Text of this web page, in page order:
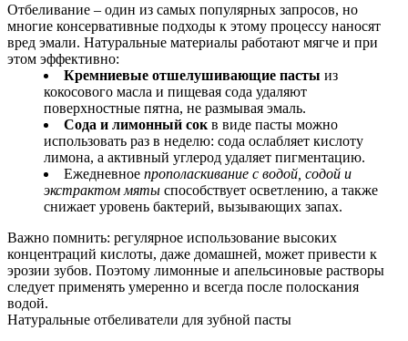
Отбеливание – один из самых популярных запросов, но
многие консервативные подходы к этому процессу наносят
вред эмали. Натуральные материалы работают мягче и при
этом эффективно:
Кремниевые отшелушивающие пасты из
кокосового масла и пищевая сода удаляют
поверхностные пятна, не размывая эмаль.
Сода и лимонный сок в виде пасты можно
использовать раз в неделю: сода ослабляет кислоту
лимона, а активный углерод удаляет пигментацию.
Ежедневное прополаскивание с водой, содой и
экстрактом мяты способствует осветлению, а также
снижает уровень бактерий, вызывающих запах.
Важно помнить: регулярное использование высоких
концентраций кислоты, даже домашней, может привести к
эрозии зубов. Поэтому лимонные и апельсиновые растворы
следует применять умеренно и всегда после полоскания
водой.
Натуральные отбеливатели для зубной пасты